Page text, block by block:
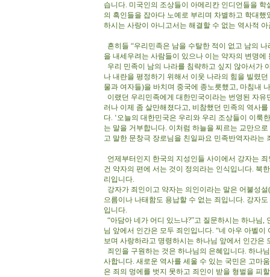
습니다. 미국인의 조상들이 아메리칸 인디언들을
의 흑인들을 잡아다 노예로 부리며 차별하고 학대
하시는 사랑이 아니고서는 해결할 수 없는 역사적
흔히들 “우리민족은 남을 수탈한 적이 없고 남의
을 내세우려는 사람들이 있으나 이는 약자의 변명에
우리 민족이 남의 나라를 침략하고 싶지 않아서가
나 내란을 평정하기 위해서 이웃 나라의 힘을 빌렸
물과 여자들)을 바치며 중국에 종노릇했고, 마침내
이랬던 우리민족에게 대한민국이라는 번영된 자
러나 이제 좀 살만해졌다고, 비참했던 민족의 역사
다. ‘오늘의 대한민국은 우리와 우리 조상들이 이룩
는 말을 거부합니다. 이처럼 하늘을 찌르는 교만으
고 말한 문창극 장로님을 친일파요 민족반역자라는
언제부터인지 한국의 지성인들 사이에서 강자는
건 약자의 편에 서는 것이 정의라는 인식입니다. 북
리입니다.
강자가 죄인이고 약자는 의인이라는 말은 어불성
으름이나 나태함도 용납할 수 없는 죄입니다. 강자
입니다.
“아담아 네가 어디 있느냐?”고 질문하시는 하나님
님 앞에서 인간은 모두 죄인입니다. “네 아우 아벨
보며 사랑하라고 명령하시는 하나님 앞에서 인간은
죄인을 구원하는 것은 하나님의 은혜입니다. 하나
사합니다. 새로운 역사를 세울 수 있는 국민은 고마
은 죄의 멍에를 벗지 못하고 죄인이 받을 형벌을 피